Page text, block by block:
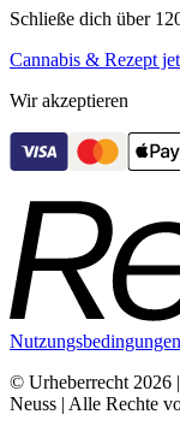
Schließe dich über
Cannabis & Rezept
Wir akzeptieren
Nutzungsbedingungen
© Urheberrecht 2026
Neuss | Alle Rechte